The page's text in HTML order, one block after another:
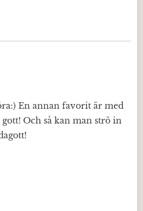
En annan favorit är med
Och så kan man strö in